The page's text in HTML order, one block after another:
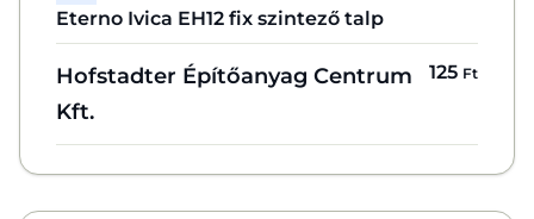
Eterno Ivica EH12 fix szintező talp
Hofstadter Építőanyag Centrum
Kft.
125 Ft